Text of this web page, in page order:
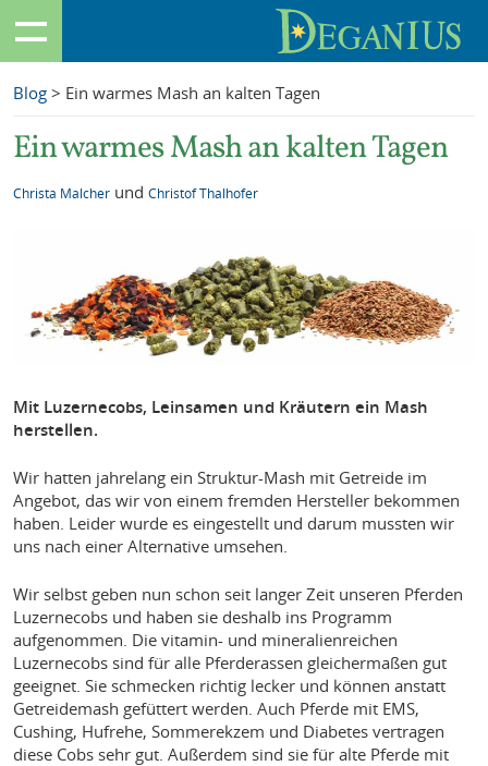
Blog > Ein warmes Mash an kalten Tagen
Ein warmes Mash an kalten Tagen
Christa Malcher undChristof Thalhofer
Mit Luzernecobs, Leinsamen und Kräutern ein Mash
herstellen.
Wir hatten jahrelang ein Struktur-Mash mit Getreide im
Angebot, das wir von einem fremden Hersteller bekommen
haben. Leider wurde es eingestellt und darum mussten wir
uns nach einer Alternative umsehen.
Wir selbst geben nun schon seit langer Zeit unseren Pferden
Luzernecobs und haben sie deshalb ins Programm
aufgenommen. Die vitamin- und mineralienreichen
Luzernecobs sind für alle Pferderassen gleichermaßen gut
geeignet. Sie schmecken richtig lecker und können anstatt
Getreidemash gefüttert werden. Auch Pferde mit EMS,
Cushing, Hufrehe, Sommerekzem und Diabetes vertragen
diese Cobs sehr gut. Außerdem sind sie für alte Pferde mit